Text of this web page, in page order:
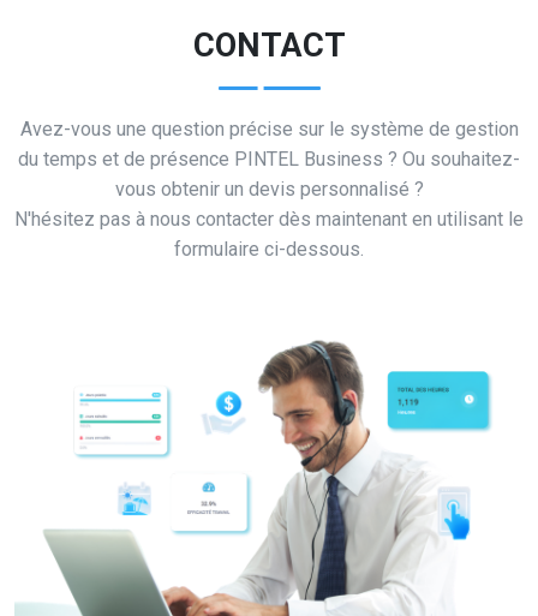
CONTACT
Avez-vous une question précise sur le système de gestion
du temps et de présence PINTEL Business ? Ou souhaitez-
vous obtenir un devis personnalisé ?
N'hésitez pas à nous contacter dès maintenant en utilisant le
formulaire ci-dessous.